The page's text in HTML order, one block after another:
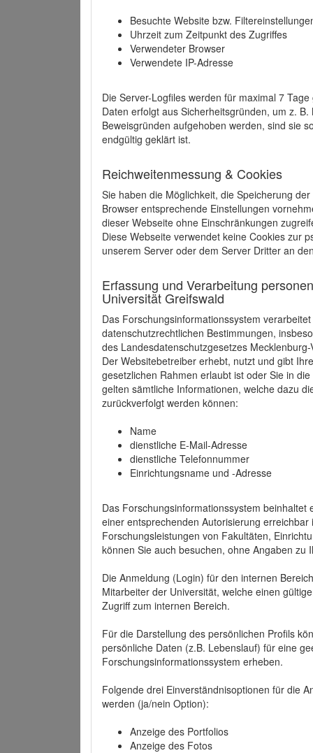
Besuchte Website bzw.
Uhrzeit zum Zeitpunkt des Zugriffes
Verwendeter Browser
Verwendete IP-Adresse
Die Server-Logfiles werden für maximal 7
Daten erfolgt aus Sicherheitsgründen, um z.
Beweisgründen aufgehoben werden, sind sie
endgültig geklärt ist.
Reichweitenmessung & Cookies
Sie haben die Möglichkeit, die Speicherung
Browser entsprechende Einstellungen
dieser Webseite ohne Einschränkungen
Diese Webseite verwendet keine Cookies zur
unserem Server oder dem Server Dritter an
Erfassung und Verarbeitung
Universität Greifswald
Das Forschungsinformationssystem
datenschutzrechtlichen Bestimmungen,
des Landesdatenschutzgesetzes
Der Websitebetreiber erhebt, nutzt und gibt
gesetzlichen Rahmen erlaubt ist oder Sie in
gelten sämtliche Informationen, welche dazu
zurückverfolgt werden können:
Name
dienstliche E-Mail-Adresse
dienstliche Telefonnummer
Einrichtungsname und -Adresse
Das Forschungsinformationssystem beinhaltet
einer entsprechenden Autorisierung
Forschungsleistungen von Fakultäten,
können Sie auch besuchen, ohne Angaben zu
Die Anmeldung (Login) für den internen
Mitarbeiter der Universität, welche einen
Zugriff zum internen Bereich.
Für die Darstellung des persönlichen Profils
persönliche Daten (z.B. Lebenslauf) für eine
Forschungsinformationssystem erheben.
Folgende drei Einverständnisoptionen für die
werden (ja/nein Option):
Anzeige des Portfolios
Anzeige des Fotos